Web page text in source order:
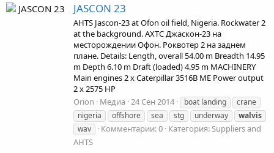
JASCON 23
AHTS Jascon-23 at Ofon oil field, Nigeria. Rockwater 2
at the background. АХТС Джаскон-23 на
месторождении Офон. Роквотер 2 на заднем
плане. Details: Length, overall 54.00 m Breadth 14.95
m Depth 6.10 m Draft (loaded) 4.95 m MACHINERY
Main engines 2 x Caterpillar 3516B ME Power output
2 x 2575 HP
Orion
Медиа 24 Сен 2014 boat landing
crane
nigeria
offshore sea stg underway
walvis
wav
Комментарии: 0 Категория: Suppliers and
AHTS